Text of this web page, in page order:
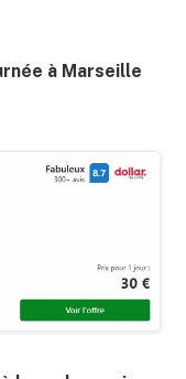
à Marseille